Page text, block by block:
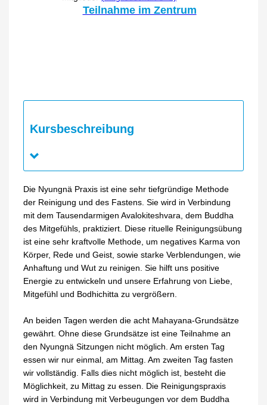
Teilnahme im Zentrum
Kursbeschreibung
Die Nyungnä Praxis ist eine sehr tiefgründige Methode
der Reinigung und des Fastens. Sie wird in Verbindung
mit dem Tausendarmigen Avalokiteshvara, dem Buddha
des Mitgefühls, praktiziert. Diese rituelle Reinigungsübung
ist eine sehr kraftvolle Methode, um negatives Karma von
Körper, Rede und Geist, sowie starke Verblendungen, wie
Anhaftung und Wut zu reinigen. Sie hilft uns positive
Energie zu entwickeln und unsere Erfahrung von Liebe,
Mitgefühl und Bodhichitta zu vergrößern.
An beiden Tagen werden die acht Mahayana-Grundsätze
gewährt. Ohne diese Grundsätze ist eine Teilnahme an
den Nyungnä Sitzungen nicht möglich. Am ersten Tag
essen wir nur einmal, am Mittag. Am zweiten Tag fasten
wir vollständig. Falls dies nicht möglich ist, besteht die
Möglichkeit, zu Mittag zu essen. Die Reinigungspraxis
wird in Verbindung mit Verbeugungen vor dem Buddha